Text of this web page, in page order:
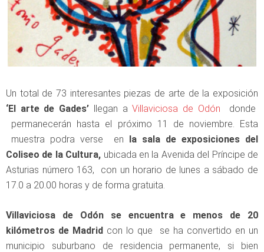
Un total de 73 interesantes piezas de arte de la exposición
‘El arte de Gades’ llegan aVillaviciosa de Odón donde
permanecerán hasta el próximo 11 de noviembre. Esta
muestra podra verse en la sala de exposiciones del
Coliseo de la Cultura, ubicada en la Avenida del Príncipe de
Asturias número 163, con un horario de lunes a sábado de
17.0 a 20.00 horas y de forma gratuita.
Villaviciosa de Odón se encuentra e menos de 20
kilómetros de Madrid con lo que se ha convertido en un
municipio suburbano de residencia permanente, si bien